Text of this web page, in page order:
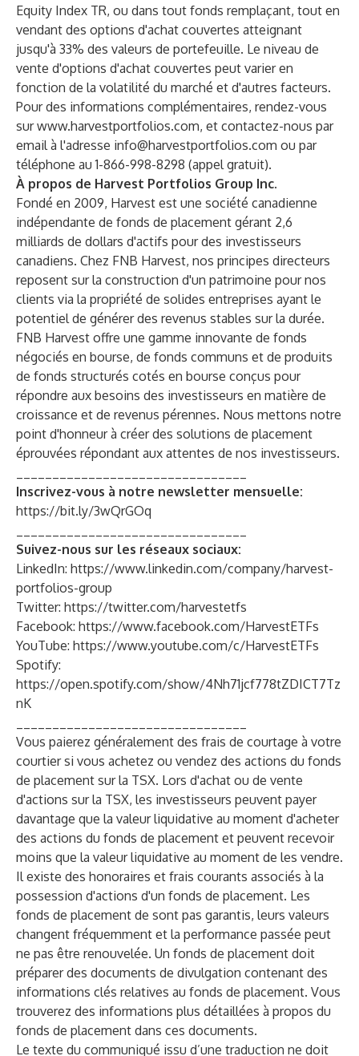
Equity Index TR, ou dans tout fonds remplaçant, tout en
vendant des options d'achat couvertes atteignant
jusqu'à 33% des valeurs de portefeuille. Le niveau de
vente d'options d'achat couvertes peut varier en
fonction de la volatilité du marché et d'autres facteurs.
Pour des informations complémentaires, rendez-vous
sur www.harvestportfolios.com, et contactez-nous par
email à l'adresse info@harvestportfolios.com ou par
téléphone au 1-866-998-8298 (appel gratuit).
À propos de Harvest Portfolios Group Inc.
Fondé en 2009, Harvest est une société canadienne
indépendante de fonds de placement gérant 2,6
milliards de dollars d'actifs pour des investisseurs
canadiens. Chez FNB Harvest, nos principes directeurs
reposent sur la construction d'un patrimoine pour nos
clients via la propriété de solides entreprises ayant le
potentiel de générer des revenus stables sur la durée.
FNB Harvest offre une gamme innovante de fonds
négociés en bourse, de fonds communs et de produits
de fonds structurés cotés en bourse conçus pour
répondre aux besoins des investisseurs en matière de
croissance et de revenus pérennes. Nous mettons notre
point d'honneur à créer des solutions de placement
éprouvées répondant aux attentes de nos investisseurs.
Inscrivez-vous à notre newsletter mensuelle:
https://bit.ly/3wQrGOq
Suivez-nous sur les réseaux sociaux:
LinkedIn: https://www.linkedin.com/company/harvest-
portfolios-group
Twitter: https://twitter.com/harvestetfs
Facebook: https://www.facebook.com/HarvestETFs
YouTube: https://www.youtube.com/c/HarvestETFs
Spotify:
https://open.spotify.com/show/4Nh71jcf778tZDICT7Tz
nK
Vous paierez généralement des frais de courtage à votre
courtier si vous achetez ou vendez des actions du fonds
de placement sur la TSX. Lors d'achat ou de vente
d'actions sur la TSX, les investisseurs peuvent payer
davantage que la valeur liquidative au moment d'acheter
des actions du fonds de placement et peuvent recevoir
moins que la valeur liquidative au moment de les vendre.
Il existe des honoraires et frais courants associés à la
possession d'actions d'un fonds de placement. Les
fonds de placement de sont pas garantis, leurs valeurs
changent fréquemment et la performance passée peut
ne pas être renouvelée. Un fonds de placement doit
préparer des documents de divulgation contenant des
informations clés relatives au fonds de placement. Vous
trouverez des informations plus détaillées à propos du
fonds de placement dans ces documents.
Le texte du communiqué issu d’une traduction ne doit